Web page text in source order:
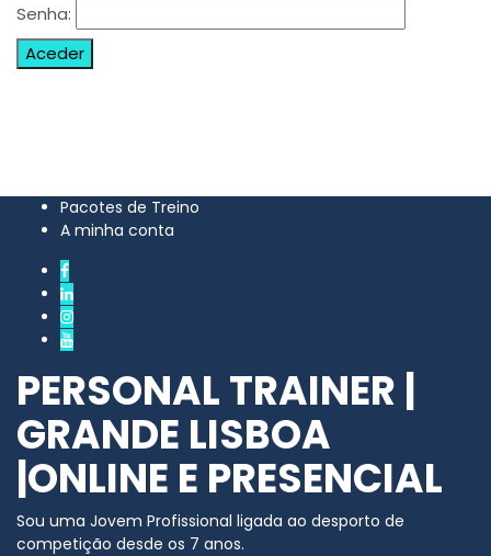
Senha:
Pacotes de Treino
A minha conta
PERSONAL TRAINER |
GRANDE LISBOA
|ONLINE E PRESENCIAL
Sou uma Jovem Profissional ligada ao desporto de
competição desde os 7 anos.​